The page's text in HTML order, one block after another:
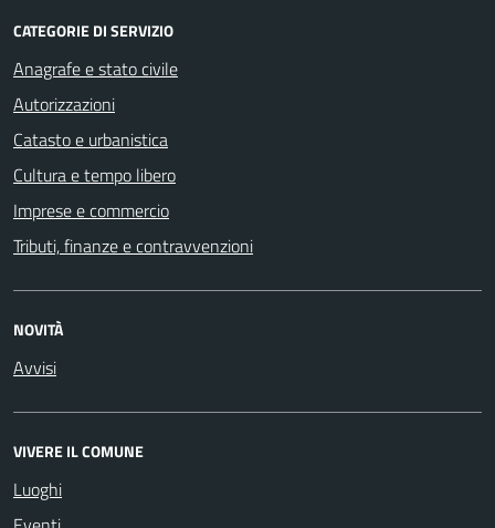
CATEGORIE DI SERVIZIO
Anagrafe e stato civile
Autorizzazioni
Catasto e urbanistica
Cultura e tempo libero
Imprese e commercio
Tributi, finanze e contravvenzioni
NOVITÀ
Avvisi
VIVERE IL COMUNE
Luoghi